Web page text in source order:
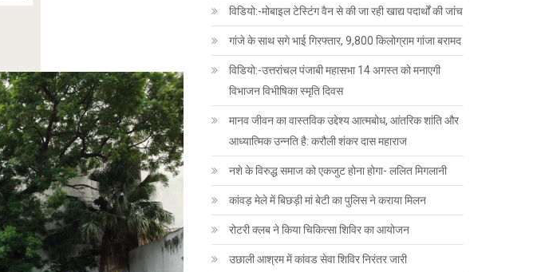
विडियो:-मोबाइल टेस्टिंग वैन से की जा रही खाद्य पदार्थों की जांच
गांजे के साथ सगे भाई गिरफ्तार, 9,800 किलोग्राम गांजा बरामद
विडियो:-उत्तरांचल पंजाबी महासभा 14 अगस्त को मनाएगी
विभाजन विभीषिका स्मृति दिवस
मानव जीवन का वास्तविक उद्देश्य आत्मबोध, आंतरिक शांति और
आध्यात्मिक उन्नति है: करौली शंकर दास महाराज
नशे के विरुद्ध समाज को एकजुट होना होगा- ललित मिगलानी
कांवड़ मेले में बिछड़ी मां बेटी का पुलिस ने कराया मिलन
रोटरी क्लब ने किया चिकित्सा शिविर का आयोजन
उछाली आश्रम में कांवड सेवा शिविर निरंतर जारी